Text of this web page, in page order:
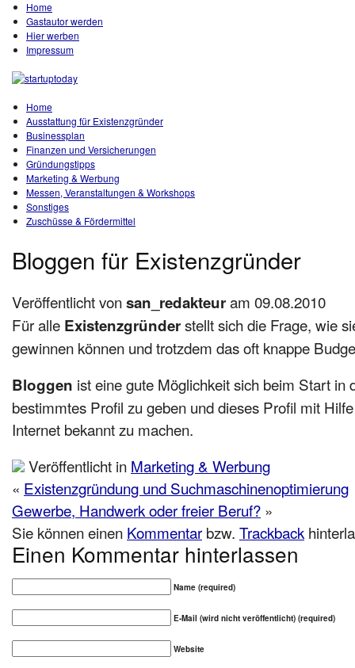
Home
Gastautor werden
Hier werben
Impressum
Home
Ausstattung für Existenzgründer
Businessplan
Finanzen und Versicherungen
Gründungstipps
Marketing & Werbung
Messen, Veranstaltungen & Workshops
Sonstiges
Zuschüsse & Fördermittel
Bloggen für Existenzgründer
Veröffentlicht vonsan_redakteuram 09.08.2010
Für alle Existenzgründerstellt sich die Frage, wie
gewinnen können und trotzdem das oft knappe
Bloggen ist eine gute Möglichkeit sich beim Start in
bestimmtes Profil zu geben und dieses Profil mit
Internet bekannt zu machen.
Veröffentlicht in Marketing & Werbung
« Existenzgründung und Suchmaschinenoptimierung
Gewerbe, Handwerk oder freier Beruf? »
Sie können einen Kommentar bzw. Trackback
Einen Kommentar hinterlassen
Name (required)
E-Mail (wird nicht veröffentlicht) (required)
Website